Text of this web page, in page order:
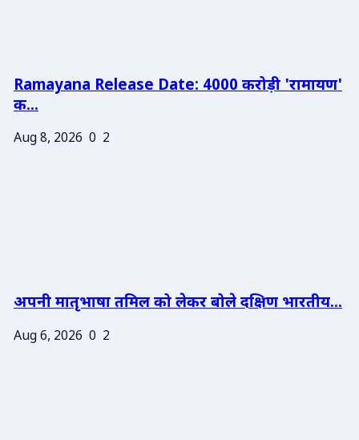
Ramayana Release Date: 4000 करोड़ी 'रामायण'
क...
Aug 8, 2026 0 2
अपनी मातृभाषा तमिल को लेकर बोले दक्षिण भारतीय...
Aug 6, 2026 0 2